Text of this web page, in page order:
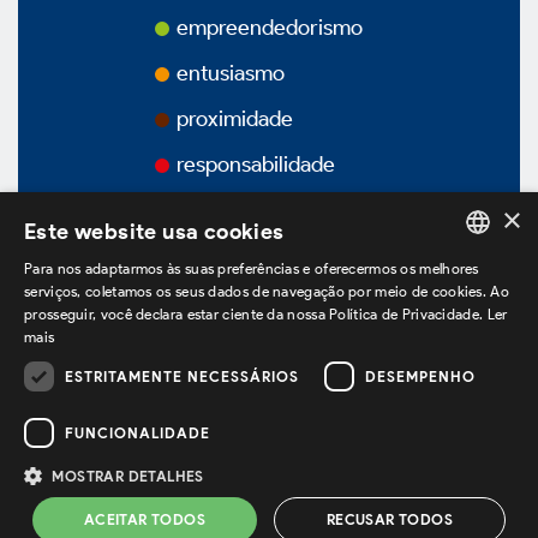
Prêmios
Vídeos
Podcasts
Governança Corporativa
Estatuto Social
empreendedorismo
entusiasmo
proximidade
responsabilidade
estamos no LinkedIn
Política de Privacidade Termos de Uso
PORTUGUESE
×
Este website usa cookies
Para nos adaptarmos às suas preferências e oferecermos os melhores
serviços, coletamos os seus dados de navegação por meio de cookies. Ao
prosseguir, você declara estar ciente da nossa Política de Privacidade. Ler
mais
ESTRITAMENTE NECESSÁRIOS DESEMPENHO
FUNCIONALIDADE
MOSTRAR DETALHES
ACEITAR TODOS RECUSAR TODOS